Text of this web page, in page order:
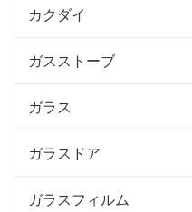
カクダイ
ガスストーブ
ガラス
ガラスドア
ガラスフィルム